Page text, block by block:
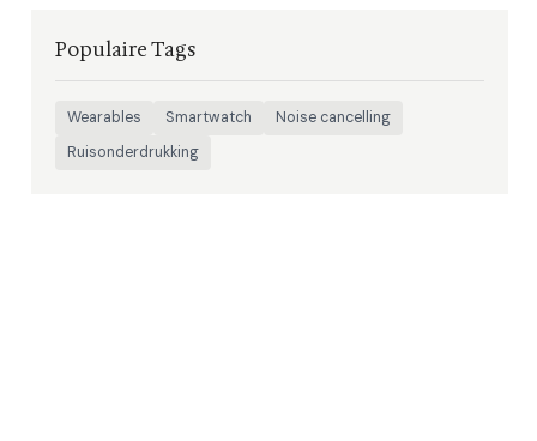
Populaire Tags
Wearables Smartwatch
Noise cancelling
Ruisonderdrukking